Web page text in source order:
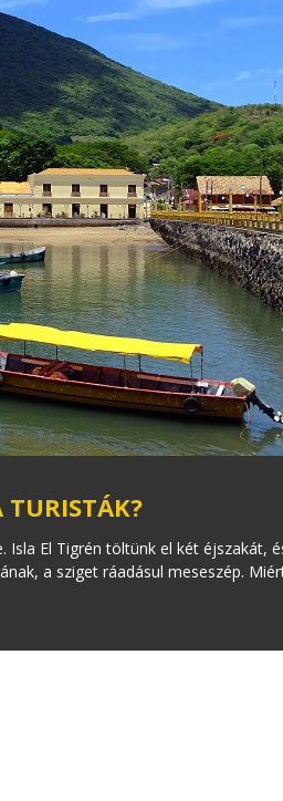
TURISTÁK?
Isla El Tigrén töltünk el két éjszakát,
a sziget ráadásul meseszép.